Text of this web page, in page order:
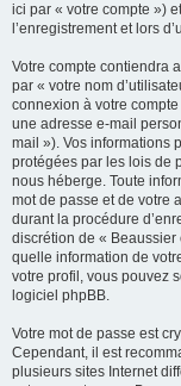
ici par « votre compte »)
l’enregistrement et lors
Votre compte contiendra
par « votre nom
connexion à votre
une adresse e-mail
mail »). Vos informations
protégées par les lois de
nous héberge. Toute
mot de passe et de votre
durant la procédure
discrétion de «
quelle information de
votre profil, vous pouvez
logiciel phpBB.
Votre mot de passe est
Cependant, il est
plusieurs sites Internet